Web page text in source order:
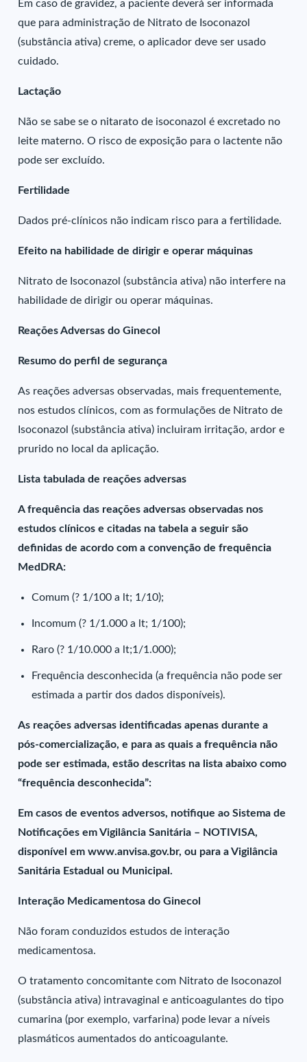
Em caso de gravidez, a paciente deverá ser informada
que para administração de Nitrato de Isoconazol
(substância ativa) creme, o aplicador deve ser usado
cuidado.
Lactação
Não se sabe se o nitarato de isoconazol é excretado no
leite materno. O risco de exposição para o lactente não
pode ser excluído.
Fertilidade
Dados pré-clínicos não indicam risco para a fertilidade.
Efeito na habilidade de dirigir e operar máquinas
Nitrato de Isoconazol (substância ativa) não interfere na
habilidade de dirigir ou operar máquinas.
Reações Adversas do Ginecol
Resumo do perfil de segurança
As reações adversas observadas, mais frequentemente,
nos estudos clínicos, com as formulações de Nitrato de
Isoconazol (substância ativa) incluiram irritação, ardor e
prurido no local da aplicação.
Lista tabulada de reações adversas
A frequência das reações adversas observadas nos
estudos clínicos e citadas na tabela a seguir são
definidas de acordo com a convenção de frequência
MedDRA:
Comum (? 1/100 a lt; 1/10);
Incomum (? 1/1.000 a lt; 1/100);
Raro (? 1/10.000 a lt;1/1.000);
Frequência desconhecida (a frequência não pode ser
estimada a partir dos dados disponíveis).
As reações adversas identificadas apenas durante a
pós-comercialização, e para as quais a frequência não
pode ser estimada, estão descritas na lista abaixo como
“frequência desconhecida”:
Em casos de eventos adversos, notifique ao Sistema de
Notificações em Vigilância Sanitária – NOTIVISA,
disponível em www.anvisa.gov.br, ou para a Vigilância
Sanitária Estadual ou Municipal.
Interação Medicamentosa do Ginecol
Não foram conduzidos estudos de interação
medicamentosa.
O tratamento concomitante com Nitrato de Isoconazol
(substância ativa) intravaginal e anticoagulantes do tipo
cumarina (por exemplo, varfarina) pode levar a níveis
plasmáticos aumentados do anticoagulante.